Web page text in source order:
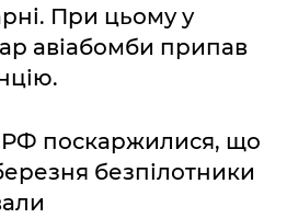
При цьому у
авіабомби припав
поскаржилися, що
безпілотники